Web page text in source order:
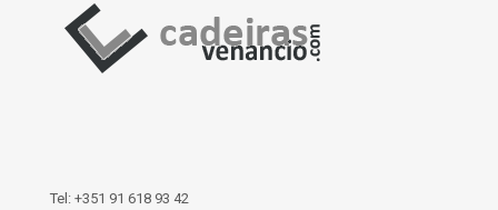
Tel: +351 91 618 93 42